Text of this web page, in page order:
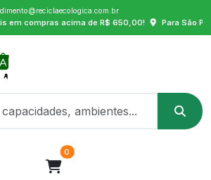
acima de R$ 650,00! Para São Paulo
0